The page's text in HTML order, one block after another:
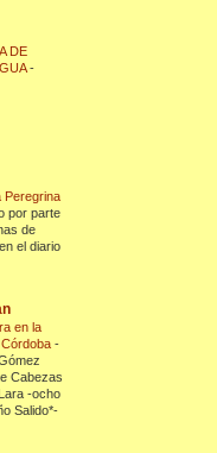
DE
-
Peregrina
por parte
de
el diario
en la
Córdoba-
Cabezas
-ocho
Salido*-